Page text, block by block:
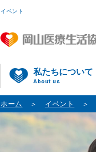
イベント
私たちについて
About us
ホーム イベント